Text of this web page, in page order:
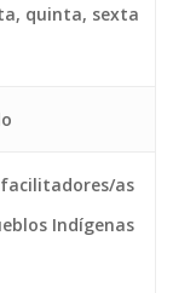
quinta, sexta
as
Indígenas